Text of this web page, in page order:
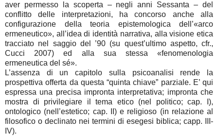
aver permesso la scoperta – negli anni Sessanta – del
conflitto delle interpretazioni, ha concorso anche alla
configurazione della teoria epistemologica dell’«arco
ermeneutico», all’idea di identità narrativa, alla visione etica
tracciato nel saggio del ’90 (su quest’ultimo aspetto, cfr.,
Cucci 2007) ed alla sua stessa «fenomenologia
ermeneutica del sé».
L’assenza di un capitolo sulla psicoanalisi rende la
prospettiva offerta da questa “quinta chiave” parziale. E’ qui
espressa una precisa impronta interpretativa; impronta che
mostra di privilegiare il tema etico (nel politico; cap. I),
ontologico (nell’estetico; cap. II) e religioso (in relazione al
filosofico o declinato nei termini di esegesi biblica; capp. III-
IV).